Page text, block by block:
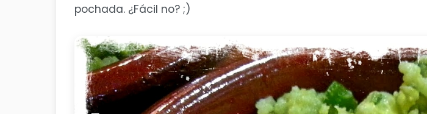
pochada. ¿Fácil no? ;)